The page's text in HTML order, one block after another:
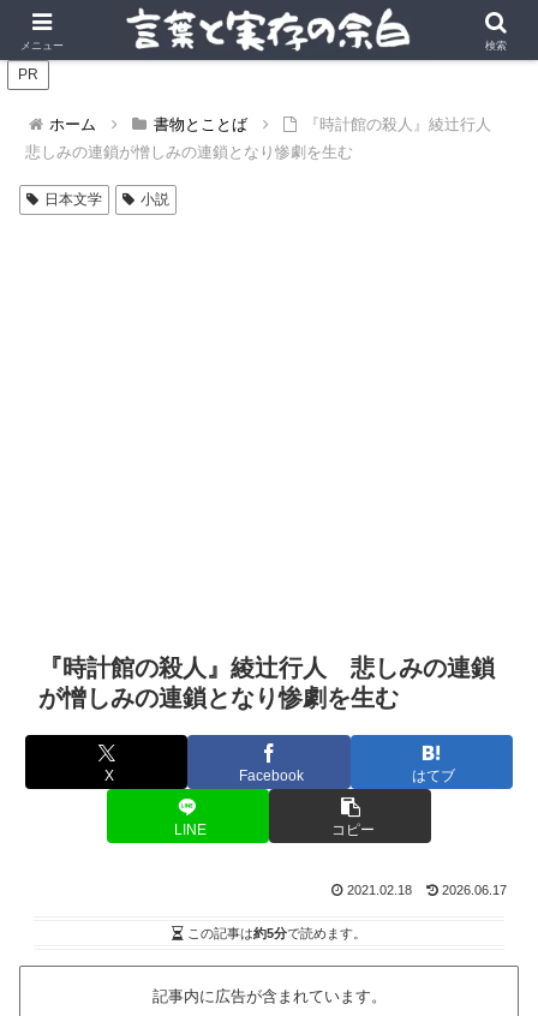
言葉の風景に、実存の深みを。
PR
ホーム 書物とことば
『時計館の殺人』綾辻行人
悲しみの連鎖が憎しみの連鎖となり惨劇を生む
日本文学 小説
『時計館の殺人』綾辻行人 悲しみの連鎖
が憎しみの連鎖となり惨劇を生む
X Facebook はてブ
LINE コピー
2021.02.18 2026.06.17
この記事は約5分で読めます。
記事内に広告が含まれています。
メニュー 検索